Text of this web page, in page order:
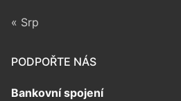
« Srp
PODPOŘTE NÁS
Bankovní spojení